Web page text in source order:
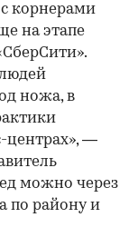
корнерами
на этапе
ножа, в
центрах», —
можно через
по району и